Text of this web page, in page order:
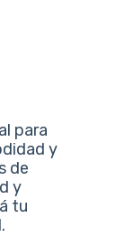
para
y
de
y
tu